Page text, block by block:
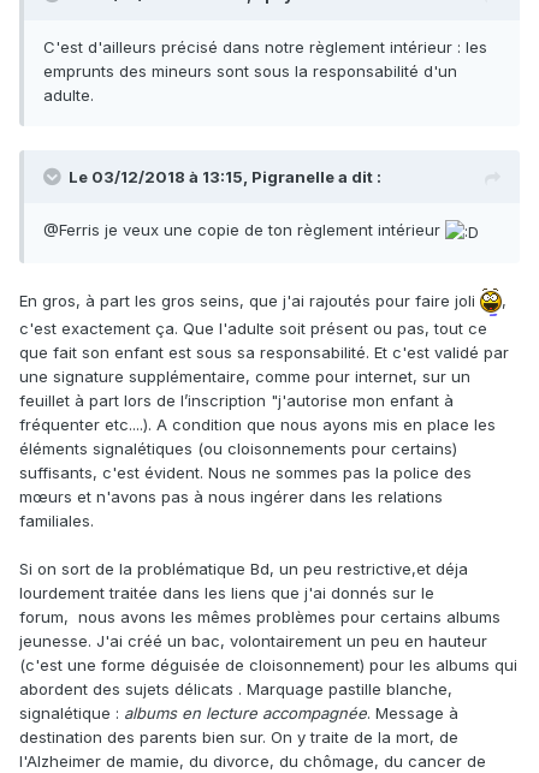
C'est d'ailleurs précisé dans notre règlement intérieur : les
emprunts des mineurs sont sous la responsabilité d'un
adulte.
Le 03/12/2018 à 13:15, Pigranelle a dit :
@Ferris je veux une copie de ton règlement intérieur
En gros, à part les gros seins, que j'ai rajoutés pour faire joli
,
c'est exactement ça. Que l'adulte soit présent ou pas, tout ce
que fait son enfant est sous sa responsabilité. Et c'est validé par
une signature supplémentaire, comme pour internet, sur un
feuillet à part lors de l’inscription "j'autorise mon enfant à
fréquenter etc....). A condition que nous ayons mis en place les
éléments signalétiques (ou cloisonnements pour certains)
suffisants, c'est évident. Nous ne sommes pas la police des
mœurs et n'avons pas à nous ingérer dans les relations
familiales.
Si on sort de la problématique Bd, un peu restrictive,et déja
lourdement traitée dans les liens que j'ai donnés sur le
forum, nous avons les mêmes problèmes pour certains albums
jeunesse. J'ai créé un bac, volontairement un peu en hauteur
(c'est une forme déguisée de cloisonnement) pour les albums qui
abordent des sujets délicats . Marquage pastille blanche,
signalétique : albums en lecture accompagnée. Message à
destination des parents bien sur. On y traite de la mort, de
l'Alzheimer de mamie, du divorce, du chômage, du cancer de